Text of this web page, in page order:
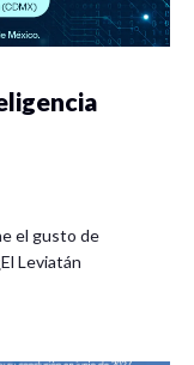
el gusto de
Leviatán